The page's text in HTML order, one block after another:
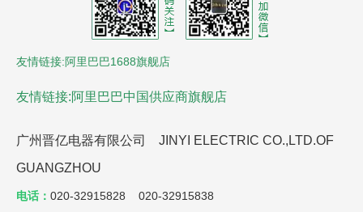
友情链接:阿里巴巴1688旗舰店
友情链接:阿里巴巴中国供应商旗舰店
广州晋亿电器有限公司 JINYI ELECTRIC CO.,LTD.OF
GUANGZHOU
电话： 020-32915828 020-32915838